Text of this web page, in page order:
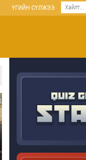
ҮГИЙН СҮЛЖЭЭ